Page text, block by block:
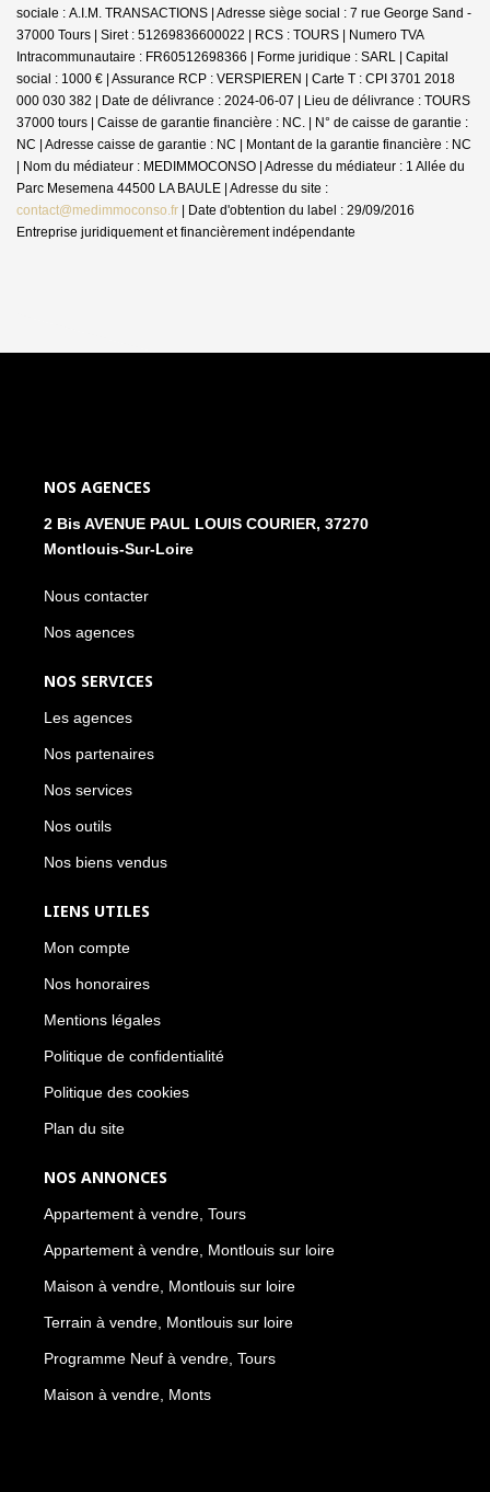
sociale : A.I.M. TRANSACTIONS | Adresse siège social : 7 rue George Sand -
37000 Tours | Siret : 51269836600022 | RCS : TOURS | Numero TVA
Intracommunautaire : FR60512698366 | Forme juridique : SARL | Capital
social : 1000 € | Assurance RCP : VERSPIEREN | Carte T : CPI 3701 2018
000 030 382 | Date de délivrance : 2024-06-07 | Lieu de délivrance : TOURS
37000 tours | Caisse de garantie financière : NC. | N° de caisse de garantie :
NC | Adresse caisse de garantie : NC | Montant de la garantie financière : NC
| Nom du médiateur : MEDIMMOCONSO | Adresse du médiateur : 1 Allée du
Parc Mesemena 44500 LA BAULE | Adresse du site :
contact@medimmoconso.fr | Date d'obtention du label : 29/09/2016
Entreprise juridiquement et financièrement indépendante
NOS AGENCES
2 Bis AVENUE PAUL LOUIS COURIER, 37270
Montlouis-Sur-Loire
Nous contacter
Nos agences
NOS SERVICES
Les agences
Nos partenaires
Nos services
Nos outils
Nos biens vendus
LIENS UTILES
Mon compte
Nos honoraires
Mentions légales
Politique de confidentialité
Politique des cookies
Plan du site
NOS ANNONCES
Appartement à vendre, Tours
Appartement à vendre, Montlouis sur loire
Maison à vendre, Montlouis sur loire
Terrain à vendre, Montlouis sur loire
Programme Neuf à vendre, Tours
Maison à vendre, Monts